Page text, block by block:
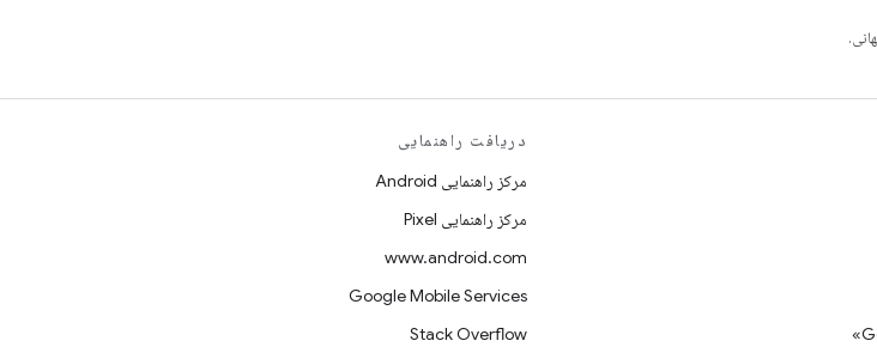
دریافت راهنمایی
مرکز راهنمایی Android
مرکز راهنمایی Pixel
www.android.com
Google Mobile Services
Stack Overflow